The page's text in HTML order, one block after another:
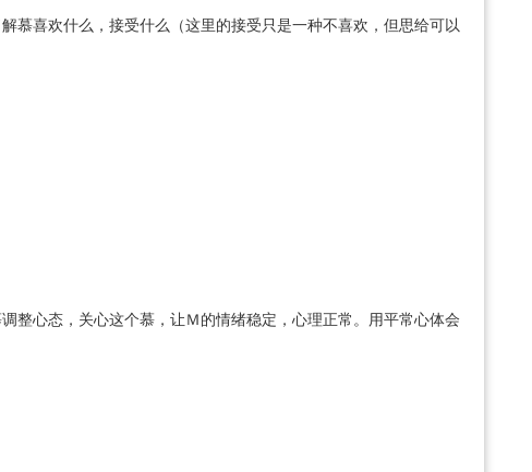
慕喜欢什么，接受什么（这里的接受只是一种不喜欢，但思给可以
整心态，关心这个慕，让Ｍ的情绪稳定，心理正常。用平常心体会